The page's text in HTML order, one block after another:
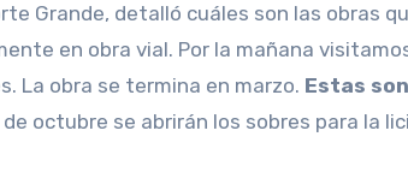
Grande, detalló cuáles son las obras
en obra vial. Por la mañana
La obra se termina en marzo. Estas
octubre se abrirán los sobres para la